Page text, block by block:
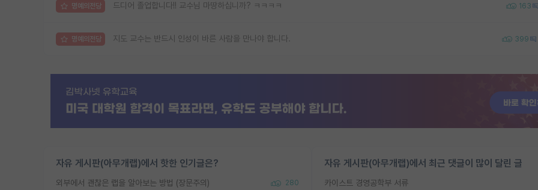
명예의전당 드디어 졸업합니다!! 교수님 마땅하십니까? ㅋㅋㅋㅋ 163
명예의전당 지도 교수는 반드시 인성이 바른 사람을 만나야 합니다. 399
자유 게시판(아무개랩)에서 핫한 인기글은?
외부에서 괜찮은 랩을 알아보는 방법 (장문주의) 280
자유 게시판(아무개랩)에서 최근 댓글이 많이 달린 글
카이스트 경영공학부 서류